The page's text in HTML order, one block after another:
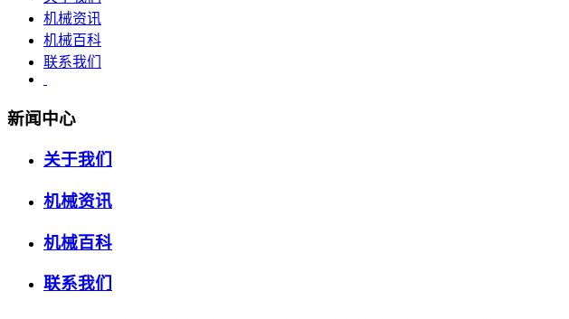
机械资讯
机械百科
联系我们
新闻中心
关于我们
机械资讯
机械百科
联系我们